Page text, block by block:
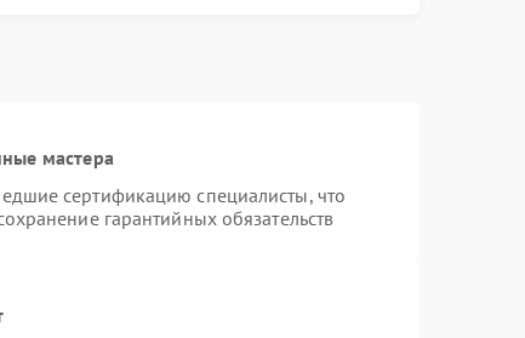
мастера
сертификацию специалисты, что
гарантийных обязательств